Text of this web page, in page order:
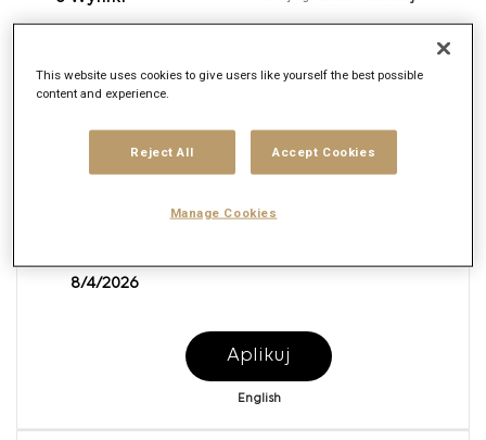
Copy Editor
Req ID:169362
Brand
Mars United Commerce
Lokalizacja
8/4/2026
Aplikuj
English
This website uses cookies to give users like yourself the best possible
content and experience.
Reject All Accept Cookies
Manage Cookies